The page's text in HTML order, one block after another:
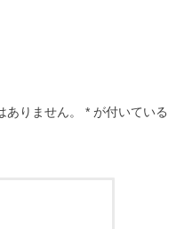
りません。 * が付いている